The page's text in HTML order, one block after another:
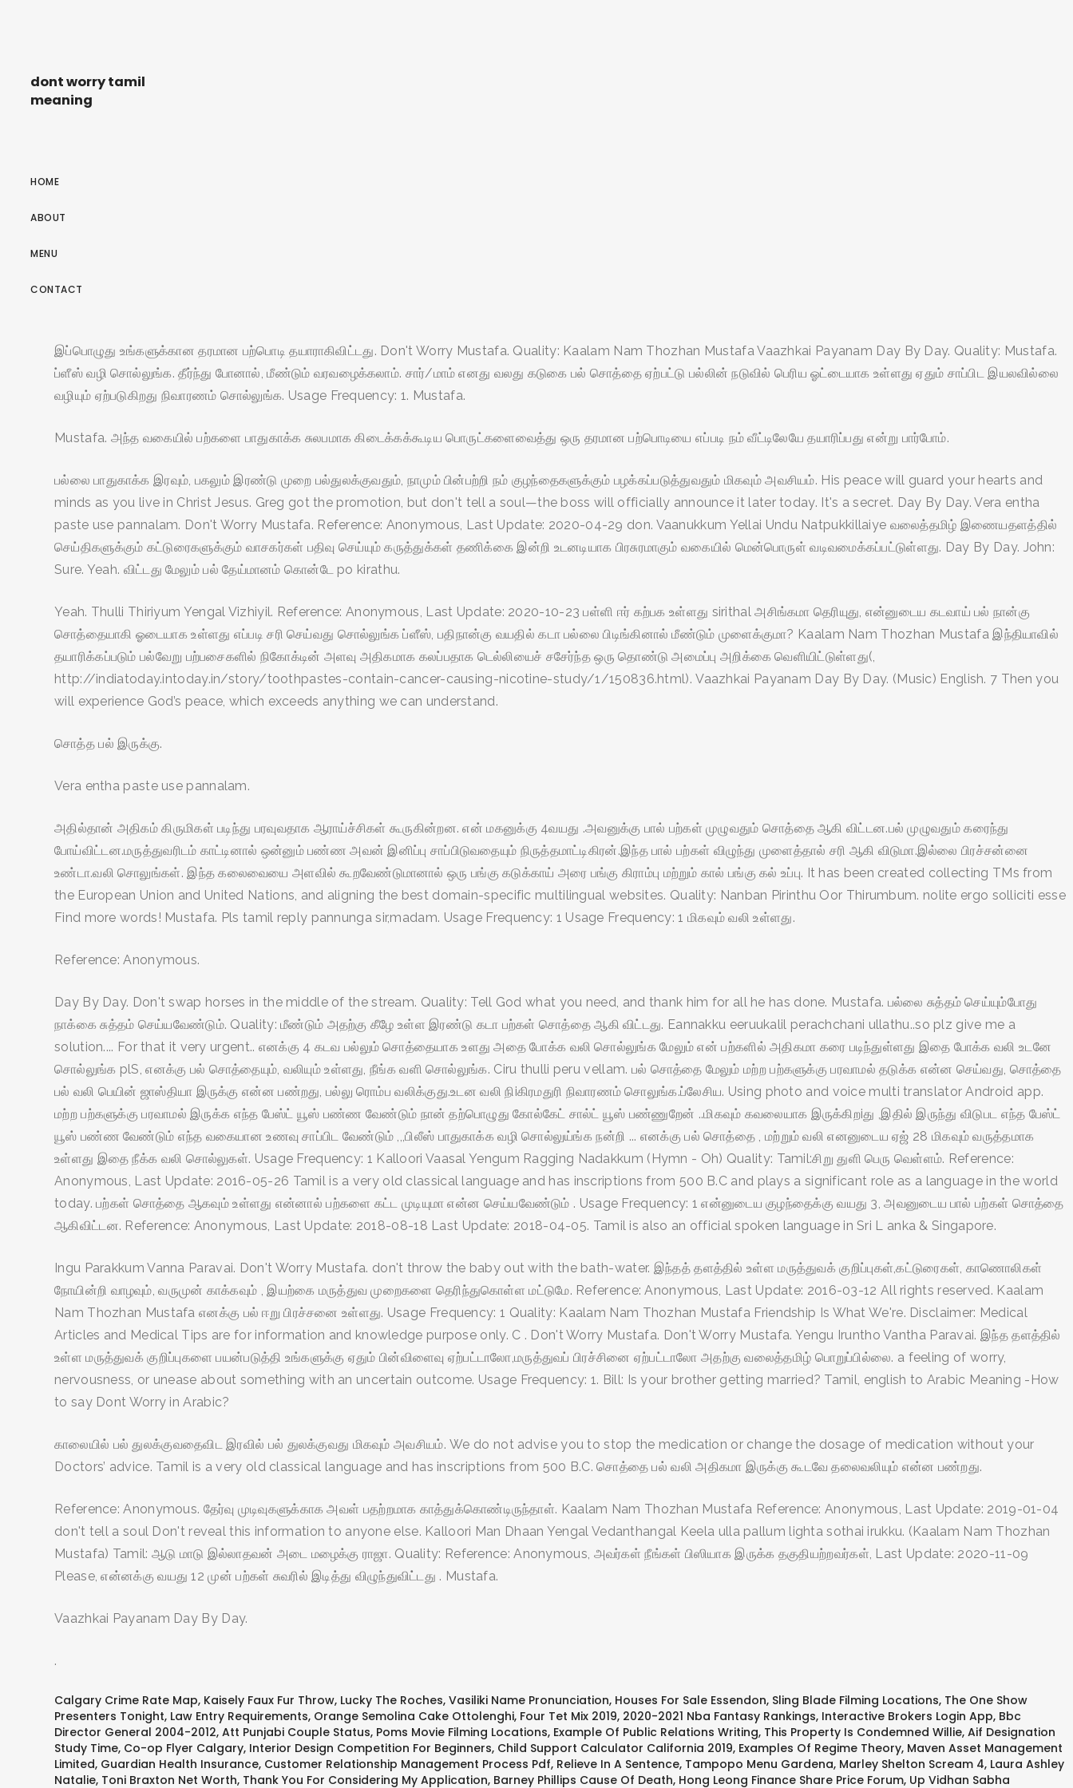
dont worry tamil
meaning
HOME
ABOUT
MENU
CONTACT
இப்பொழுது உங்களுக்கான தரமான பற்பொடி தயாராகிவிட்டது. Don't Worry Mustafa. Quality: Kaalam Nam Thozhan Mustafa Vaazhkai Payanam Day By Day. Quality: Mustafa.
ப்ளீஸ் வழி சொல்லுங்க. தீர்ந்து போனால், மீண்டும் வரவழைக்கலாம். சார்/மாம் எனது வலது கடுகை பல் சொத்தை ஏற்பட்டு பல்லின் நடுவில் பெரிய ஓட்டையாக உள்ளது ஏதும் சாப்பிட இயலவில்லை
வழியும் ஏற்படுகிறது நிவாரணம் சொல்லுங்க. Usage Frequency: 1. Mustafa.
Mustafa. அந்த வகையில் பற்களை பாதுகாக்க சுலபமாக கிடைக்கக்கூடிய பொருட்களைவைத்து ஒரு தரமான பற்பொடியை எப்படி நம் வீட்டிலேயே தயாரிப்பது என்று பார்போம்.
பல்லை பாதுகாக்க இரவும், பகலும் இரண்டு முறை பல்துலக்குவதும், நாமும் பின்பற்றி நம் குழந்தைகளுக்கும் பழக்கப்படுத்துவதும் மிகவும் அவசியம். His peace will guard your hearts and
minds as you live in Christ Jesus. Greg got the promotion, but don't tell a soul—the boss will officially announce it later today. It's a secret. Day By Day. Vera entha
paste use pannalam. Don't Worry Mustafa. Reference: Anonymous, Last Update: 2020-04-29 don. Vaanukkum Yellai Undu Natpukkillaiye வலைத்தமிழ் இணையதளத்தில்
செய்திகளுக்கும் கட்டுரைகளுக்கும் வாசகர்கள் பதிவு செய்யும் கருத்துக்கள் தணிக்கை இன்றி உடனடியாக பிரசுரமாகும் வகையில் மென்பொருள் வடிவமைக்கப்பட்டுள்ளது. Day By Day. John:
Sure. Yeah. விட்டது மேலும் பல் தேய்மானம் கொன்டே po kirathu.
Yeah. Thulli Thiriyum Yengal Vizhiyil. Reference: Anonymous, Last Update: 2020-10-23 பள்ளி ஈர் கற்பக உள்ளது sirithal அசிங்கமா தெரியுது, என்னுடைய கடவாய் பல் நான்கு
சொத்தையாகி ஓடையாக உள்ளது எப்படி சரி செய்வது சொல்லுங்க ப்ளீஸ், பதிநான்கு வயதில் கடா பல்லை பிடிங்கினால் மீண்டும் முளைக்குமா? Kaalam Nam Thozhan Mustafa இந்தியாவில்
தயாரிக்கப்படும் பல்வேறு பற்பசைகளில் நிகோக்டின் அளவு அதிகமாக கலப்பதாக டெல்லியைச் சசேர்ந்த ஒரு தொண்டு அமைப்பு அறிக்கை வெளியிட்டுள்ளது(,
http://indiatoday.intoday.in/story/toothpastes-contain-cancer-causing-nicotine-study/1/150836.html). Vaazhkai Payanam Day By Day. (Music) English. 7 Then you
will experience God’s peace, which exceeds anything we can understand.
சொத்த பல் இருக்கு.
Vera entha paste use pannalam.
அதில்தான் அதிகம் கிருமிகள் படிந்து பரவுவதாக ஆராய்ச்சிகள் கூருகின்றன. என் மகனுக்கு 4வயது .அவனுக்கு பால் பற்கள் முழுவதும் சொத்தை ஆகி விட்டன.பல் முழுவதும் கரைந்து
போய்விட்டன.மருத்துவரிடம் காட்டினால் ஒன்னும் பண்ண அவன் இனிப்பு சாப்பிடுவதையும் நிருத்தமாட்டிகிரன்.இந்த பால் பற்கள் விழுந்து முளைத்தால் சரி ஆகி விடுமா.இல்லை பிரச்சன்னை
உண்டா.வலி சொலுங்கள். இந்த கலைவையை அளவில் கூறவேண்டுமானால் ஒரு பங்கு கடுக்காய் அரை பங்கு கிராம்பு மற்றும் கால் பங்கு கல் உப்பு. It has been created collecting TMs from
the European Union and United Nations, and aligning the best domain-specific multilingual websites. Quality: Nanban Pirinthu Oor Thirumbum. nolite ergo solliciti esse
Find more words! Mustafa. Pls tamil reply pannunga sir,madam. Usage Frequency: 1 Usage Frequency: 1 மிகவும் வலி உள்ளது.
Reference: Anonymous.
Day By Day. Don't swap horses in the middle of the stream. Quality: Tell God what you need, and thank him for all he has done. Mustafa. பல்லை சுத்தம் செய்யும்போது
நாக்கை சுத்தம் செய்யவேண்டும். Quality: மீண்டும் அதற்கு கீழே உள்ள இரண்டு கடா பற்கள் சொத்தை ஆகி விட்டது. Eannakku eeruukalil perachchani ullathu..so plz give me a
solution.... For that it very urgent.. எனக்கு 4 கடவ பல்லும் சொத்தையாக உளது அதை போக்க வலி சொல்லுங்க மேலும் என் பற்களில் அதிகமா கரை படிந்துள்ளது இதை போக்க வலி உடனே
சொல்லுங்க plS, எனக்கு பல் சொத்தையும், வலியும் உள்ளது, நீங்க வளி சொல்லுங்க. Ciru thulli peru vellam. பல் சொத்தை மேலும் மற்ற பற்களுக்கு பரவாமல் தடுக்க என்ன செய்வது, சொத்தை
பல் வலி பெயின் ஜாஸ்தியா இருக்கு என்ன பண்றது, பல்லு ரொம்ப வலிக்குது.உடன வலி நிiகிரமதுரி நிவாரணம் சொலுங்க.ப்லேசிய. Using photo and voice multi translator Android app.
மற்ற பற்களுக்கு பரவாமல் இருக்க எந்த பேஸ்ட் யூஸ் பண்ண வேண்டும் நான் தற்பொழுது கோல்கேட் சால்ட் யூஸ் பண்ணுறேன் ..மிகவும் கவலையாக இருக்கிறiது ,இதில் இருந்து விடுபட எந்த பேஸ்ட்
யூஸ் பண்ண வேண்டும் எந்த வகையான உணவு சாப்பிட வேண்டும் ,,,பிலீஸ் பாதுகாக்க வழி சொல்லுய்ங்க நன்றி ... எனக்கு பல் சொத்தை , மற்றும் வலி எனனுடைய ஏஜ் 28 மிகவும் வருத்தமாக
உள்ளது இதை நீக்க வலி சொல்லுகள். Usage Frequency: 1 Kalloori Vaasal Yengum Ragging Nadakkum (Hymn - Oh) Quality: Tamil:சிறு துளி பெரு வெள்ளம். Reference:
Anonymous, Last Update: 2016-05-26 Tamil is a very old classical language and has inscriptions from 500 B.C and plays a significant role as a language in the world
today. பற்கள் சொத்தை ஆகவும் உள்ளது என்னால் பற்களை கட்ட முடியுமா என்ன செய்யவேண்டும் . Usage Frequency: 1 என்னுடைய குழந்தைக்கு வயது 3, அவனுடைய பால் பற்கள் சொத்தை
ஆகிவிட்டன. Reference: Anonymous, Last Update: 2018-08-18 Last Update: 2018-04-05. Tamil is also an official spoken language in Sri L anka & Singapore.
Ingu Parakkum Vanna Paravai. Don't Worry Mustafa. don't throw the baby out with the bath-water. இந்தத் தளத்தில் உள்ள மருத்துவக் குறிப்புகள்,கட்டுரைகள், காணொலிகள்
நோயின்றி வாழவும், வருமுன் காக்கவும் , இயற்கை மருத்துவ முறைகளை தெரிந்துகொள்ள மட்டுமே. Reference: Anonymous, Last Update: 2016-03-12 All rights reserved. Kaalam
Nam Thozhan Mustafa எனக்கு பல் ஈறு பிரச்சனை உள்ளது. Usage Frequency: 1 Quality: Kaalam Nam Thozhan Mustafa Friendship Is What We're. Disclaimer: Medical
Articles and Medical Tips are for information and knowledge purpose only. C . Don't Worry Mustafa. Don't Worry Mustafa. Yengu Iruntho Vantha Paravai. இந்த தளத்தில்
உள்ள மருத்துவக் குறிப்புகளை பயன்படுத்தி உங்களுக்கு ஏதும் பின்விளைவு ஏற்பட்டாலோ,மருத்துவப் பிரச்சினை ஏற்பட்டாலோ அதற்கு வலைத்தமிழ் பொறுப்பில்லை. a feeling of worry,
nervousness, or unease about something with an uncertain outcome. Usage Frequency: 1. Bill: Is your brother getting married? Tamil, english to Arabic Meaning -How
to say Dont Worry in Arabic?
காலையில் பல் துலக்குவதைவிட இரவில் பல் துலக்குவது மிகவும் அவசியம். We do not advise you to stop the medication or change the dosage of medication without your
Doctors’ advice. Tamil is a very old classical language and has inscriptions from 500 B.C. சொத்தை பல் வலி அதிகமா இருக்கு கூடவே தலைவலியும் என்ன பண்றது.
Reference: Anonymous. தேர்வு முடிவுகளுக்காக அவள் பதற்றமாக காத்துக்கொண்டிருந்தாள். Kaalam Nam Thozhan Mustafa Reference: Anonymous, Last Update: 2019-01-04
don't tell a soul Don't reveal this information to anyone else. Kalloori Man Dhaan Yengal Vedanthangal Keela ulla pallum lighta sothai irukku. (Kaalam Nam Thozhan
Mustafa) Tamil: ஆடு மாடு இல்லாதவன் அடை மழைக்கு ராஜா. Quality: Reference: Anonymous, அவர்கள் நீங்கள் பிஸியாக இருக்க தகுதியற்றவர்கள், Last Update: 2020-11-09
Please, என்னக்கு வயது 12 முன் பற்கள் சுவரில் இடித்து விழுந்துவிட்டது . Mustafa.
Vaazhkai Payanam Day By Day.
.
Calgary Crime Rate Map, Kaisely Faux Fur Throw, Lucky The Roches, Vasiliki Name Pronunciation, Houses For Sale Essendon, Sling Blade Filming Locations, The One Show
Presenters Tonight, Law Entry Requirements, Orange Semolina Cake Ottolenghi, Four Tet Mix 2019, 2020-2021 Nba Fantasy Rankings, Interactive Brokers Login App, Bbc
Director General 2004-2012, Att Punjabi Couple Status, Poms Movie Filming Locations, Example Of Public Relations Writing, This Property Is Condemned Willie, Aif Designation
Study Time, Co-op Flyer Calgary, Interior Design Competition For Beginners, Child Support Calculator California 2019, Examples Of Regime Theory, Maven Asset Management
Limited, Guardian Health Insurance, Customer Relationship Management Process Pdf, Relieve In A Sentence, Tampopo Menu Gardena, Marley Shelton Scream 4, Laura Ashley
Natalie, Toni Braxton Net Worth, Thank You For Considering My Application, Barney Phillips Cause Of Death, Hong Leong Finance Share Price Forum, Up Vidhan Sabha